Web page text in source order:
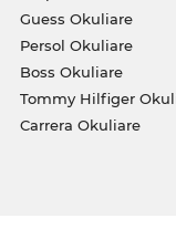
Guess Okuliare
Persol Okuliare
Boss Okuliare
Tommy Hilfiger
Carrera Okuliare